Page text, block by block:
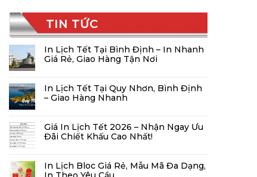
TIN TỨC
In Lịch Tết Tại Bình Định – In Nhanh
Giá Rẻ, Giao Hàng Tận Nơi
In Lịch Tết Tại Quy Nhơn, Bình Định
– Giao Hàng Nhanh
Giá In Lịch Tết 2026 – Nhận Ngay Ưu
Đãi Chiết Khấu Cao Nhất!
In Lịch Bloc Giá Rẻ, Mẫu Mã Đa Dạng,